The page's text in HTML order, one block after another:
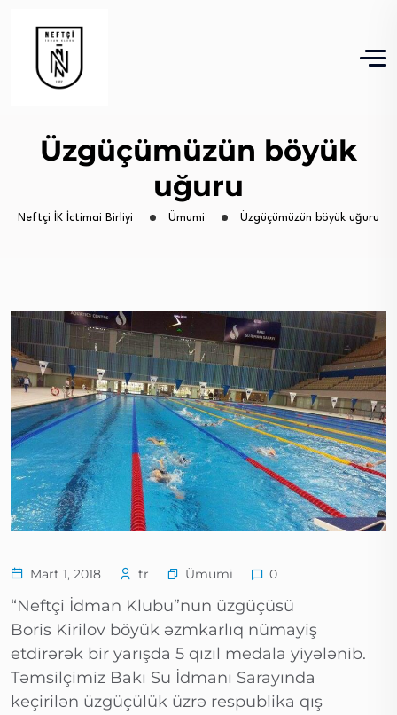
Üzgüçümüzün böyük
uğuru
Neftçi İK İctimai Birliyi Ümumi Üzgüçümüzün böyük uğuru
Mart 1, 2018 tr Ümumi 0
“Neftçi İdman Klubu”nun üzgüçüsü
Boris Kirilov böyük əzmkarlıq nümayiş
etdirərək bir yarışda 5 qızıl medala yiyələnib.
Təmsilçimiz Bakı Su İdmanı Sarayında
keçirilən üzgüçülük üzrə respublika qış